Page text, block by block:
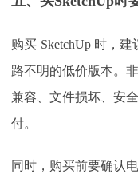
购买 SketchUp 时，
路不明的低价版本。
兼容、文件损坏、安
付。
同时，购买前要确认